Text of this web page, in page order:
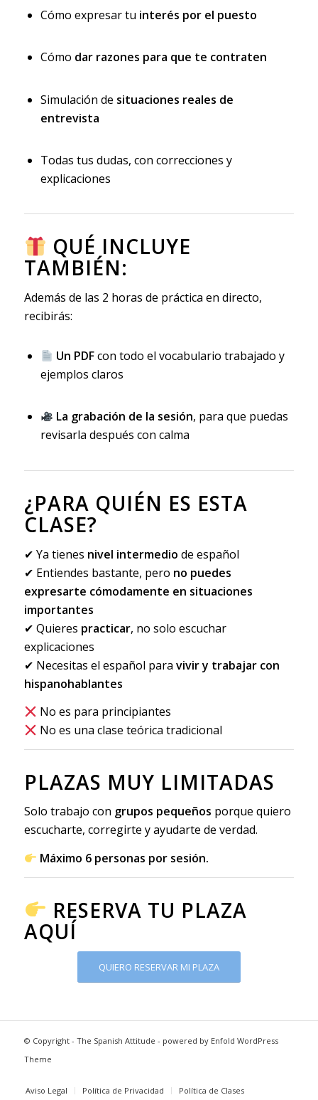
Cómo expresar tu interés por el puesto
Cómo dar razones para que te contraten
Simulación de situaciones reales de
entrevista
Todas tus dudas, con correcciones y
explicaciones
QUÉ INCLUYE
TAMBIÉN:
Además de las 2 horas de práctica en directo,
recibirás:
Un PDFcon todo el vocabulario trabajado y
ejemplos claros
La grabación de la sesión, para que puedas
revisarla después con calma
¿PARA QUIÉN ES ESTA
CLASE?
✔ Ya tienes nivel intermedio de español
✔ Entiendes bastante, pero no puedes
expresarte cómodamente en situaciones
importantes
✔ Quieres practicar, no solo escuchar
explicaciones
✔ Necesitas el español para vivir y trabajar con
hispanohablantes
No es para principiantes
No es una clase teórica tradicional
PLAZAS MUY LIMITADAS
Solo trabajo con grupos pequeños porque quiero
escucharte, corregirte y ayudarte de verdad.
Máximo 6 personas por sesión.
RESERVA TU PLAZA
AQUÍ
QUIERO RESERVAR MI PLAZA
© Copyright - The Spanish Attitude - powered by Enfold WordPress
Theme
Aviso Legal Política de Privacidad Política de Clases